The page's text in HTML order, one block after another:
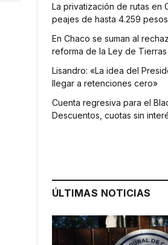
La privatización de rutas en
peajes de hasta 4.259 pesos
En Chaco se suman al
reforma de la Ley de Tierras
Lisandro: «La idea del
llegar a retenciones cero»
Cuenta regresiva para el
Descuentos, cuotas sin
ÚLTIMAS NOTICIAS